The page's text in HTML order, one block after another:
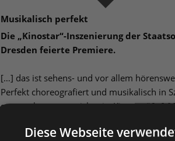
Musikalisch perfekt
Die „Kinostar“-Inszenierung der
Dresden feierte Premiere.
[…] das ist sehens- und vor allem
Perfekt choreografiert und musikalisch in
gesetzt, kann man sich mit „Kinostar“ [...]
Kalaitzi macht ihre Sache großartig. […] Ihr
Diese Webseite